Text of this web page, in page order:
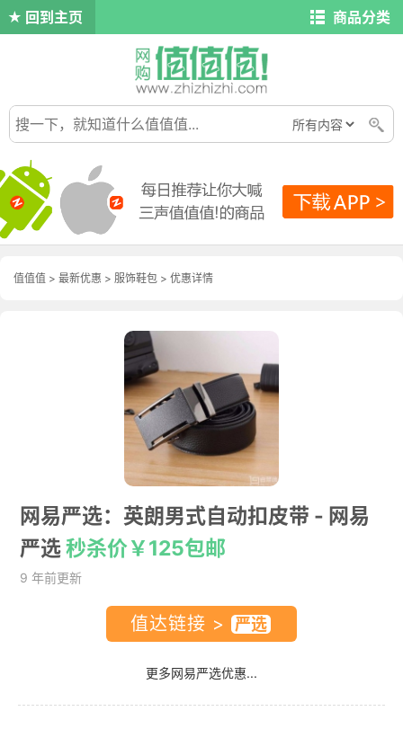
回到主页 商品分类
值值值 > 最新优惠 > 服饰鞋包 > 优惠详情
网易严选：英朗男式自动扣皮带 - 网易
严选秒杀价￥125包邮
9 年前更新
值达链接 >
更多网易严选优惠...